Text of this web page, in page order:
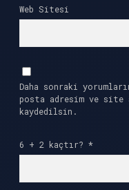
Web Sitesi
Daha sonraki
posta adresim ve site
kaydedilsin.
6 + 2 kaçtır? *